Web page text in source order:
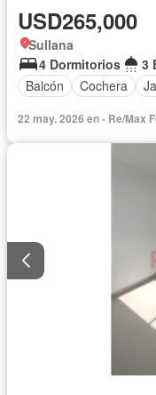
USD265,000
Sullana
4 Dormitorios
3
Balcón
Cochera
22 may. 2026 en - Re/Max